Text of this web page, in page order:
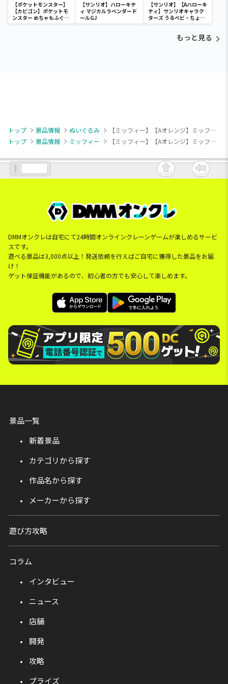
【ポケットモンスター】
【カビゴン】ポケットモ
ンスター めちゃもふぐっ
と ほっこりいやされぬい
【サンリオ】ハローキテ
ィ マジカルラベンダード
ールGJ
【サンリオ】【Aハローキ
ティ】サンリオキャラク
ターズ うるベビ・ちょい
デカドール
もっと見る
トップ 景品情報 ぬいぐるみ
【ミッフィー】【Aオレンジ】ミッフィー ぬいぐるみ アーガイルver.
トップ
景品情報 ミッフィー 【ミッフィー】【Aオレンジ】ミッフィー ぬいぐるみ アーガイルver.
DMMオンクレは自宅にて24時間オンラインクレーンゲームが楽しめるサービ
スです。
遊べる景品は3,000点以上！発送依頼を行えばご自宅に獲得した景品をお届
け！
ゲット保証機能があるので、初心者の方でも安心して楽しめます。
景品一覧
新着景品
カテゴリから探す
作品名から探す
メーカーから探す
遊び方攻略
コラム
インタビュー
ニュース
店舗
開発
攻略
プライズ